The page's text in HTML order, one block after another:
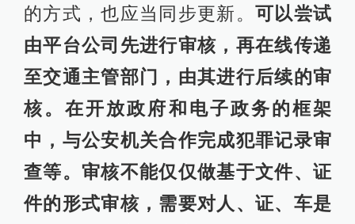
的方式，也应当同步更新。可以尝试
由平台公司先进行审核，再在线传递
至交通主管部门，由其进行后续的审
核。在开放政府和电子政务的框架
中，与公安机关合作完成犯罪记录审
查等。审核不能仅仅做基于文件、证
件的形式审核，需要对人、证、车是